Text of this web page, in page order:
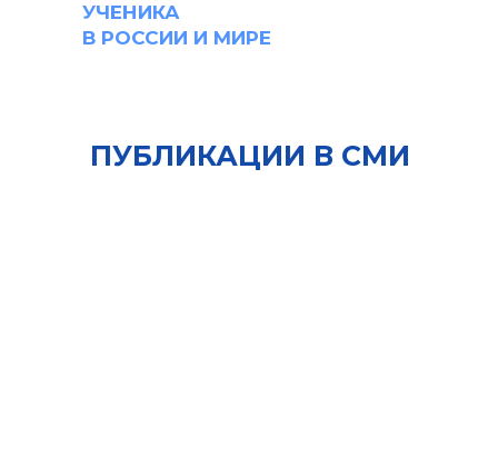
УЧЕНИКА
В РОССИИ И МИРЕ
ПУБЛИКАЦИИ В СМИ